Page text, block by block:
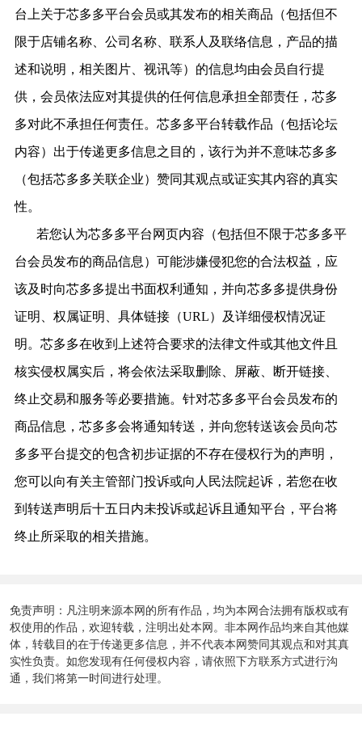
台上关于芯多多平台会员或其发布的相关商品（包括但不
限于店铺名称、公司名称、联系人及联络信息，产品的描
述和说明，相关图片、视讯等）的信息均由会员自行提
供，会员依法应对其提供的任何信息承担全部责任， 芯多
多对此不承担任何责任。 芯多多平台转载作品（包括论坛
内容）出于传递更多信息之目的，该行为并不意味芯多多
（包括芯多多关联企业）赞同其观点或证实其内容的真实
性。
若您认为芯多多平台网页内容（包括但不限于芯多多平
台会员发布的商品信息）可能涉嫌侵犯您的合法权益，应
该及时向芯多多提出书面权利通知，并向芯多多提供身份
证明、权属证明、具体链接（URL）及详细侵权情况证
明。 芯多多在收到上述符合要求的法律文件或其他文件且
核实侵权属实后，将会依法采取删除、屏蔽、断开链接、
终止交易和服务等必要措施。 针对芯多多平台会员发布的
商品信息，芯多多会将通知转送，并向您转送该会员向芯
多多平台提交的包含初步证据的不存在侵权行为的声明，
您可以向有关主管部门投诉或向人民法院起诉，若您在收
到转送声明后十五日内未投诉或起诉且通知平台，平台将
终止所采取的相关措施。
免责声明：凡注明来源本网的所有作品，均为本网合法拥有版权或有
权使用的作品，欢迎转载，注明出处本网。非本网作品均来自其他媒
体，转载目的在于传递更多信息，并不代表本网赞同其观点和对其真
实性负责。如您发现有任何侵权内容，请依照下方联系方式进行沟
通，我们将第一时间进行处理。